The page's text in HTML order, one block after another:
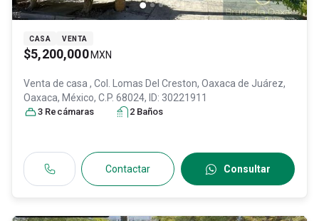
CASA VENTA
$5,200,000 MXN
Venta de casa , Col. Lomas Del Creston, Oaxaca de Juárez,
Oaxaca, México, C.P. 68024, ID: 30221911
3 Recámaras 2 Baños
Contactar Consultar